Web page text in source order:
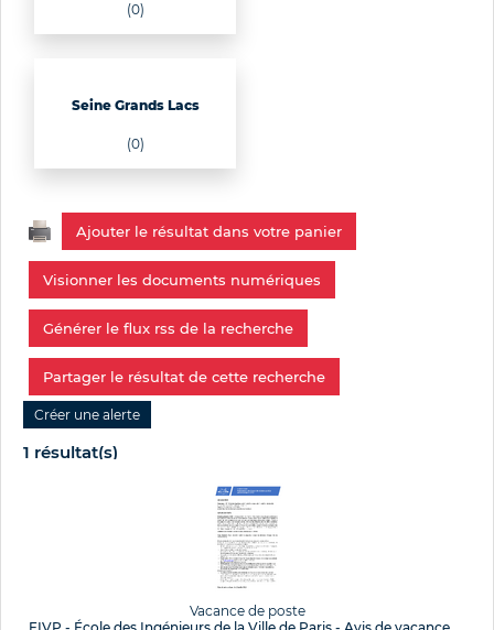
(0)
Seine Grands Lacs
(0)
Ajouter le résultat dans votre panier
Visionner les documents numériques
Générer le flux rss de la recherche
Partager le résultat de cette recherche
1 résultat(s)
Vacance de poste